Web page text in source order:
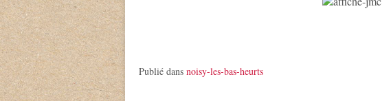
Publié dans noisy-les-bas-heurts